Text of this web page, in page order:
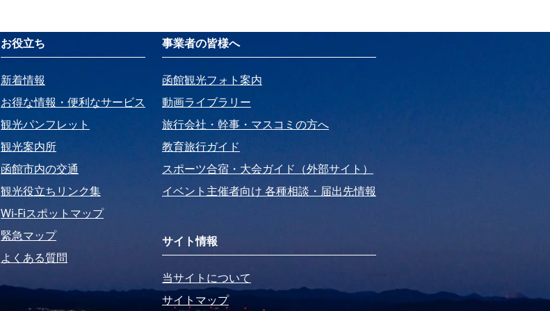
お役立ち
新着情報
お得な情報・便利なサービス
観光パンフレット
観光案内所
函館市内の交通
観光役立ちリンク集
Wi-Fiスポットマップ
緊急マップ
よくある質問
事業者の皆様へ
函館観光フォト案内
動画ライブラリー
旅行会社・幹事・マスコミの方へ
教育旅行ガイド
スポーツ合宿・大会ガイド（外部サイト）
イベント主催者向け 各種相談・届出先情報
サイト情報
当サイトについて
サイトマップ